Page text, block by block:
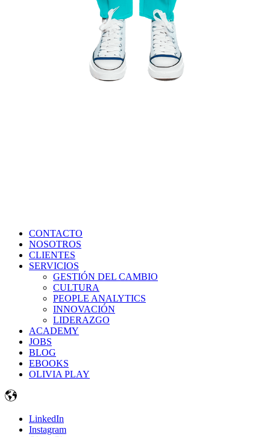
CONTACTO
NOSOTROS
CLIENTES
SERVICIOS
GESTIÓN DEL CAMBIO
CULTURA
PEOPLE ANALYTICS
INNOVACIÓN
LIDERAZGO
ACADEMY
JOBS
BLOG
EBOOKS
OLIVIA PLAY
LinkedIn
Instagram